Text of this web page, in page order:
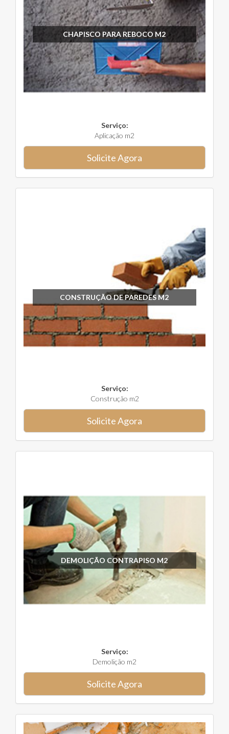
CHAPISCO PARA REBOCO M2
Serviço:
Aplicação m2
Solicite Agora
CONSTRUÇÃO DE PAREDES M2
Serviço:
Construção m2
Solicite Agora
DEMOLIÇÃO CONTRAPISO M2
Serviço:
Demolição m2
Solicite Agora